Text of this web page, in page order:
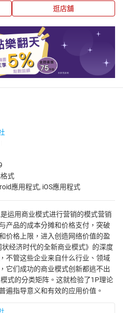
逛店舖
式
應用程式, iOS應用程式
运用商业模式进行营销的模式营销
产品的成本分摊和价格支付，突破
价格上限，进入创造网络价值的盈
经济时代的全新商业模式》的深度
不管这些企业来自什么行业、领域
它们成功的商业模式创新都逃不出
式的分类矩阵。这就检验了1P理论
遍指导意义和有效的应用价值。